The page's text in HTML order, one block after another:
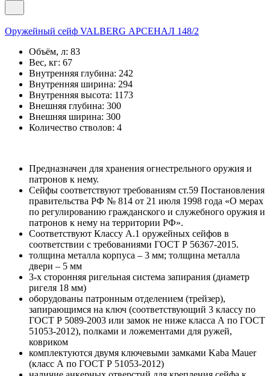
Оружейный сейф VALBERG АРСЕНАЛ 148/2
Объём, л: 83
Вес, кг: 67
Внутренняя глубина: 242
Внутренняя ширина: 294
Внутренняя высота: 1173
Внешняя глубина: 300
Внешняя ширина: 300
Количество стволов: 4
Предназначен для хранения огнестрельного оружия и
патронов к нему.
Сейфы соответствуют требованиям ст.59 Постановления
правительства РФ № 814 от 21 июля 1998 года «О мерах
по регулированию гражданского и служебного оружия и
патронов к нему на территории РФ».
Соответствуют Классу А.1 оружейных сейфов в
соответствии с требованиями ГОСТ Р 56367-2015.
толщина металла корпуса – 3 мм; толщина металла
двери – 5 мм
3-х сторонняя ригельная система запирания (диаметр
ригеля 18 мм)
оборудованы патронным отделением (трейзер),
запирающимся на ключ (соответствующий 3 классу по
ГОСТ Р 5089-2003 или замок не ниже класса А по ГОСТ
51053-2012), полками и ложементами для ружей,
ковриком
комплектуются двумя ключевыми замками Kaba Mauer
(класс А по ГОСТ Р 51053-2012)